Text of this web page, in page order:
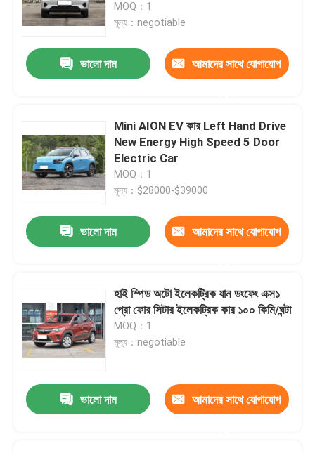
MOQ：1
মূল্য：negotiable
ভালো দাম আমাদের সাথে যোগাযোগ
Mini AION EV কার Left Hand Drive
New Energy High Speed ​​5 Door
Electric Car
MOQ：1
মূল্য：$28000-$39000
ভালো দাম আমাদের সাথে যোগাযোগ
হাই স্পিড অটো ইলেকট্রিক যান ডংফেং এক্স১
প্রো ফোর সিটার ইলেকট্রিক কার ১০০ কিমি/ঘন্টা
MOQ：1
মূল্য：negotiable
ভালো দাম আমাদের সাথে যোগাযোগ